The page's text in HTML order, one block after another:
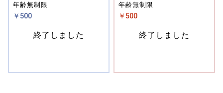
年齢無制限
￥500
終了しました
年齢無制限
￥500
終了しました